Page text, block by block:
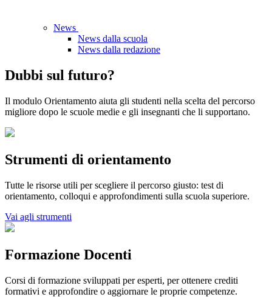
News
News dalla scuola
News dalla redazione
Dubbi sul futuro?
Il modulo Orientamento aiuta gli studenti nella scelta del percorso
migliore dopo le scuole medie e gli insegnanti che li supportano.
Strumenti di orientamento
Tutte le risorse utili per scegliere il percorso giusto: test di
orientamento, colloqui e approfondimenti sulla scuola superiore.
Vai agli strumenti
Formazione Docenti
Corsi di formazione sviluppati per esperti, per ottenere crediti
formativi e approfondire o aggiornare le proprie competenze.